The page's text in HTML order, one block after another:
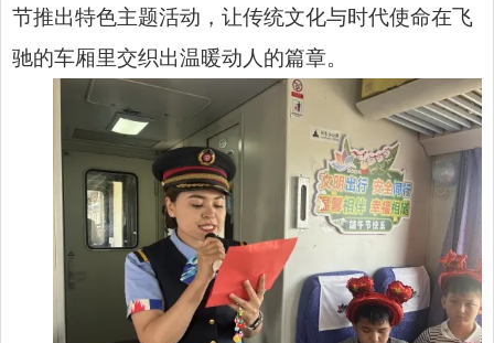
节推出特色主题活动，让传统文化与时代使命在飞
驰的车厢里交织出温暖动人的篇章。